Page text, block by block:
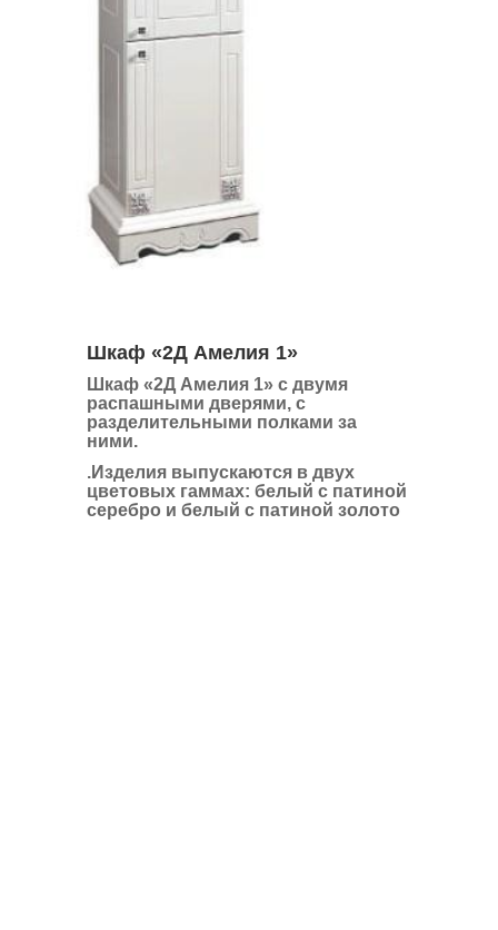
Шкаф «2Д Амелия 1»
Шкаф «2Д Амелия 1» с двумя
распашными дверями, с
разделительными полками за
ними.
.Изделия выпускаются в двух
цветовых гаммах: белый с патиной
серебро и белый с патиной золото